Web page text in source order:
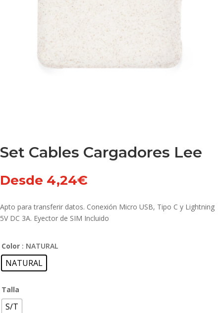
Set Cables Cargadores Lee
Desde 4,24€
Apto para transferir datos. Conexión Micro USB, Tipo C y Lightning
5V DC 3A. Eyector de SIM Incluido
Color : NATURAL
NATURAL
Talla
S/T